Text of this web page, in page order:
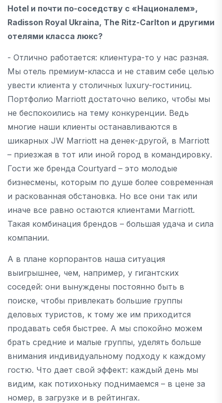
Hotel и почти по-соседству с «Националем»,
Radisson Royal Ukraina, The Ritz-Carlton и другими
отелями класса люкс?
- Отлично работается: клиентура-то у нас разная.
Мы отель премиум-класса и не ставим себе целью
увести клиента у cтоличных luxury-гостиниц.
Портфолио Marriott достаточно велико, чтобы мы
не беспокоились на тему конкуренции. Ведь
многие наши клиенты останавливаются в
шикарных JW Marriott на денек-другой, в Marriott
– приезжая в тот или иной город в командировку.
Гости же бренда Courtyard – это молодые
бизнесмены, которым по душе более современная
и раскованная обстановка. Но все они так или
иначе все равно остаются клиентами Marriott.
Такая комбинация брендов – большая удача и сила
компании.
А в плане корпорантов наша ситуация
выигрышнее, чем, например, у гигантских
соседей: они вынуждены постоянно быть в
поиске, чтобы привлекать большие группы
деловых туристов, к тому же им приходится
продавать себя быстрее. А мы спокойно можем
брать средние и малые группы, уделять больше
внимания индивидуальному подходу к каждому
гостю. Что дает свой эффект: каждый день мы
видим, как потихоньку поднимаемся – в цене за
номер, в загрузке и в рейтингах.